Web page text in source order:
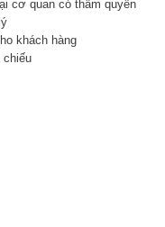
cơ quan có thẩm quyền
khách hàng
chiếu